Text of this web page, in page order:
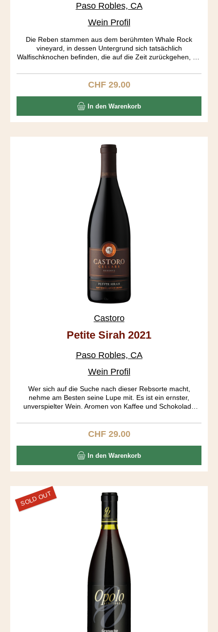
Paso Robles, CA
Wein Profil
Die Reben stammen aus dem berühmten Whale Rock
vineyard, in dessen Untergrund sich tatsächlich
Walfischknochen befinden, die auf die Zeit zurückgehen, als
CCOF organisch zertifiziert. Eine wunderbar helle Frucht
fügt sich in einen mittelschweren Körper ein. Dieser Sipper
Regulärer Preis:
CHF 29.00
In den Warenkorb
Castoro
Petite Sirah 2021
Paso Robles, CA
Wein Profil
Wer sich auf die Suche nach dieser Rebsorte macht,
nehme am Besten seine Lupe mit. Es ist ein ernster,
unverspielter Wein. Aromen von Kaffee und Schokolade
diesen Ausnahmewein.
Regulärer Preis:
CHF 29.00
In den Warenkorb
SOLD OUT